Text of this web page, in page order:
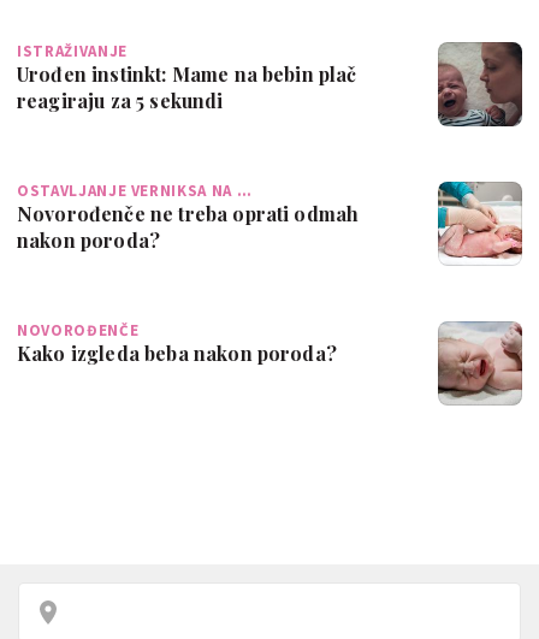
ISTRAŽIVANJE
Urođen instinkt: Mame na bebin plač
reagiraju za 5 sekundi
OSTAVLJANJE VERNIKSA NA …
Novorođenče ne treba oprati odmah
nakon poroda?
NOVOROĐENČE
Kako izgleda beba nakon poroda?